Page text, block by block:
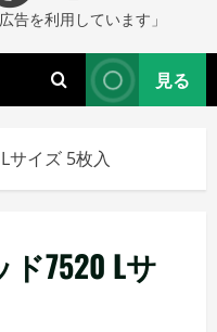
告を利用しています」
見る
サイズ 5枚入
7520 Lサ